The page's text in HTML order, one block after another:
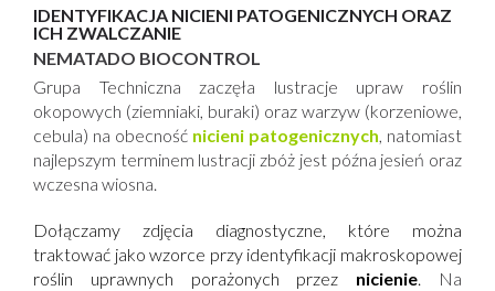
IDENTYFIKACJA NICIENI PATOGENICZNYCH ORAZ
ICH ZWALCZANIE
NEMATADO BIOCONTROL
Grupa Techniczna zaczęła lustracje upraw roślin
okopowych (ziemniaki, buraki) oraz warzyw (korzeniowe,
cebula) na obecność nicieni patogenicznych, natomiast
najlepszym terminem lustracji zbóż jest późna jesień oraz
wczesna wiosna.
Dołączamy zdjęcia diagnostyczne, które można
traktować jako wzorce przy identyfikacji makroskopowej
roślin uprawnych porażonych przez nicienie.
Na